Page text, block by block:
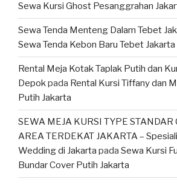
Sewa Kursi Ghost Pesanggrahan
Sewa Tenda Menteng Dalam Tebet
Sewa Tenda Kebon Baru Tebet Jakarta
Rental Meja Kotak Taplak Putih dan
Depokpada Rental Kursi Tiffany dan
Putih Jakarta
SEWA MEJA KURSI TYPE STANDAR
AREA TERDEKAT JAKARTA –
Wedding di Jakarta pada Sewa Kursi
Bundar Cover Putih Jakarta